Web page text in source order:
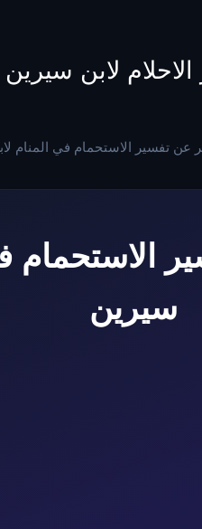
لابن سيرين
عن تفسير الاستحمام في المنام
الاستحمام
سيرين